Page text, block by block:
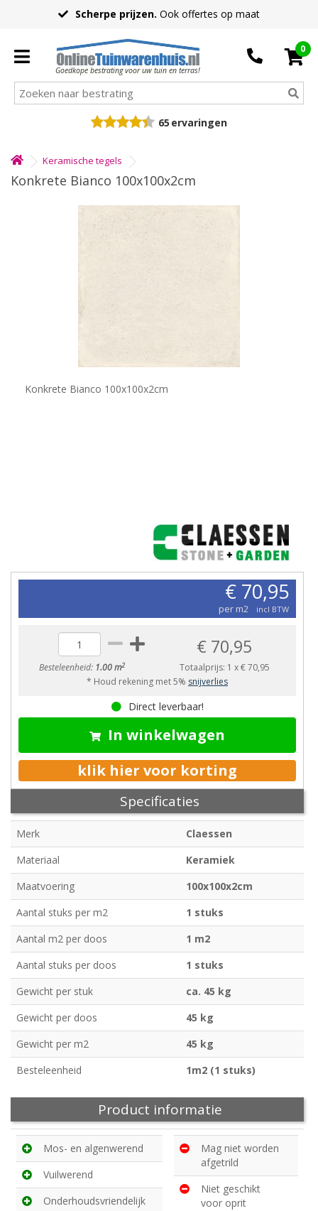
Scherpe prijzen. Ook offertes op maat
Goedkope bestrating voor uw tuin en terras!
0
65 ervaringen
Keramische tegels
Konkrete Bianco 100x100x2cm
Konkrete Bianco 100x100x2cm
€ 70,95
per m2 incl BTW
Besteleenheid: 1.00 m2
€ 70,95
Totaalprijs: 1 x€ 70,95
* Houd rekening met 5% snijverlies
Direct leverbaar!
In winkelwagen
klik hier voor korting
Specificaties
Merk
Claessen
Materiaal
Keramiek
Maatvoering
100x100x2cm
Aantal stuks per m2
1 stuks
Aantal m2 per doos
1 m2
Aantal stuks per doos
1 stuks
Gewicht per stuk
ca. 45 kg
Gewicht per doos
45 kg
Gewicht per m2
45 kg
Besteleenheid
1m2 (1 stuks)
Product informatie
Mos- en algenwerend
Vuilwerend
Onderhoudsvriendelijk
Mag niet worden
afgetrild
Niet geschikt
voor oprit